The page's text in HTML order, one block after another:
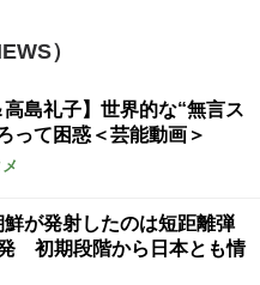
）
高島礼子】世界的な“無言ス
って困惑＜芸能動画＞
が発射したのは短距離弾
初期段階から日本とも情